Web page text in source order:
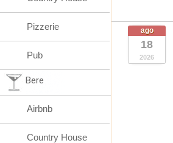
ago
18
2026
Pizzerie
Pub
Bere
Airbnb
Country House